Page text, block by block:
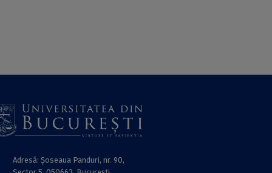
Adresă: Șoseaua Panduri, nr. 90,